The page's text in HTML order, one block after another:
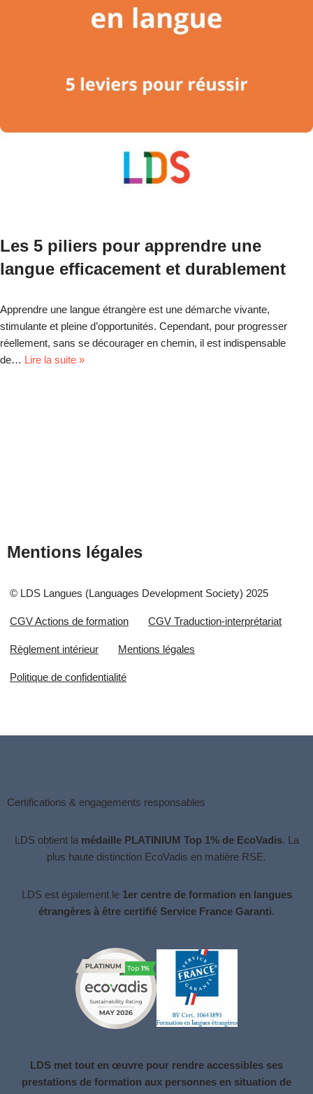
Les 5 piliers pour apprendre une
langue efficacement et durablement
Apprendre une langue étrangère est une démarche vivante,
stimulante et pleine d’opportunités. Cependant, pour progresser
réellement, sans se décourager en chemin, il est indispensable
de… Lire la suite »
Mentions légales
© LDS Langues (Languages Development Society) 2025
CGV Actions de formation CGV Traduction-interprétariat
Règlement intérieur Mentions légales
Politique de confidentialité
Certifications & engagements responsables
LDS obtient la médaille PLATINIUM Top 1% de EcoVadis. La
plus haute distinction EcoVadis en matière RSE.
LDS est également le 1er centre de formation en langues
étrangères à être certifié Service France Garanti.
LDS met tout en œuvre pour rendre accessibles ses
prestations de formation aux personnes en situation de